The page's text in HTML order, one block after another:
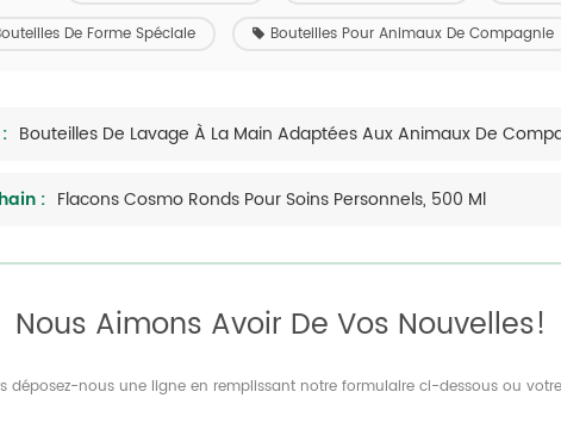
De Forme Spéciale Bouteilles Pour Animaux De Compagnie
: Flacons Cosmo Ronds Pour Soins Personnels, 500 Ml
Nous Aimons Avoir De Vos Nouvelles!
déposez-nous une ligne en remplissant notre formulaire ci-dessous ou